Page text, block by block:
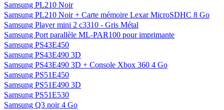
Samsung PL210 Noir
Samsung PL210 Noir + Carte mémoire Lexar MicroSDHC 8 Go
Samsung Player mini 2 c3310 - Gris Métal
Samsung Port parallèle ML-PAR100 pour imprimante
Samsung PS43E450
Samsung PS43E490 3D
Samsung PS43E490 3D + Console Xbox 360 4 Go
Samsung PS51E450
Samsung PS51E490 3D
Samsung PS51E530
Samsung Q3 noir 4 Go